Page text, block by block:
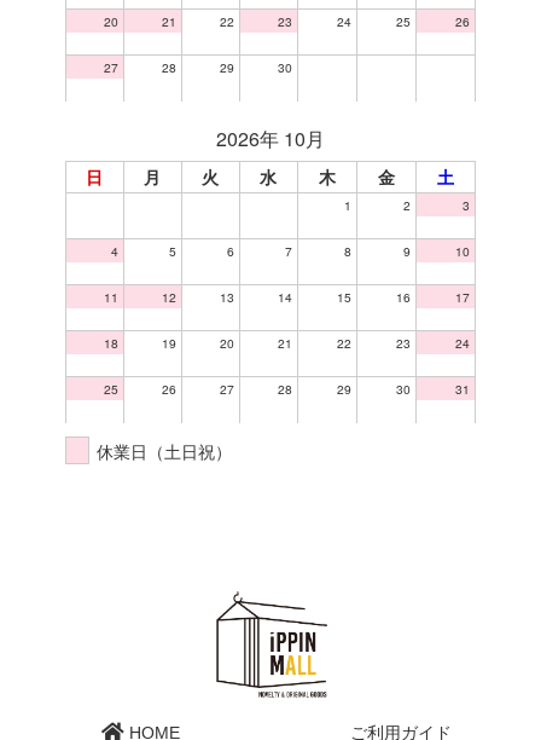
20 21 22 23 24 25 26
27 28 29 30
2026年 10月
日 月 火 水 木 金 土
1 2 3
4 5 6 7 8 9 10
11 12 13 14 15 16 17
18 19 20 21 22 23 24
25 26 27 28 29 30 31
休業日（土日祝）
HOME ご利用ガイド